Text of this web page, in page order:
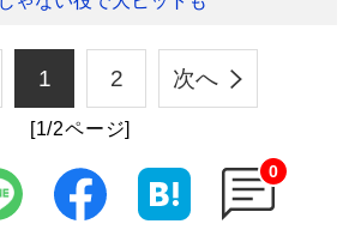
1 2 次へ
[1/2ページ]
0